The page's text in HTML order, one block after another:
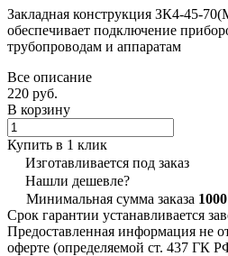
Закладная конструкция ЗК4-45-
обеспечивает подключение
трубопроводам и аппаратам
Все описание
220 руб.
В корзину
Купить в 1 клик
Изготавливается под заказ
Нашли дешевле?
Минимальная сумма заказа
Срок гарантии устанавливается
Предоставленная информация не
оферте (определяемой ст. 437 ГК